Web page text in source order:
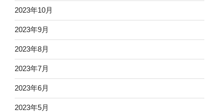
2023年10月
2023年9月
2023年8月
2023年7月
2023年6月
2023年5月